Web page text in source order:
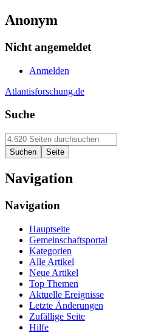
Anonym
Nicht angemeldet
Anmelden
Atlantisforschung.de
Suche
Navigation
Navigation
Hauptseite
Gemeinschaftsportal
Kategorien
Alle Artikel
Neue Artikel
Top Themen
Aktuelle Ereignisse
Letzte Änderungen
Zufällige Seite
Hilfe